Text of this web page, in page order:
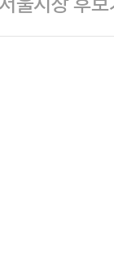
국 정부로
나…
"며 이같
속으로 출
더 빠르고